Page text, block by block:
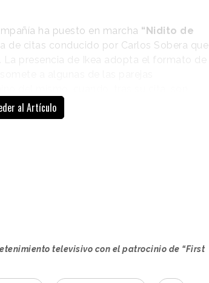
ha puesto en marcha “Nidito de
de citas conducido por Carlos Sobera que
presencia de Ikea adopta el formato de
al Artículo
televisivo con el patrocinio de “First